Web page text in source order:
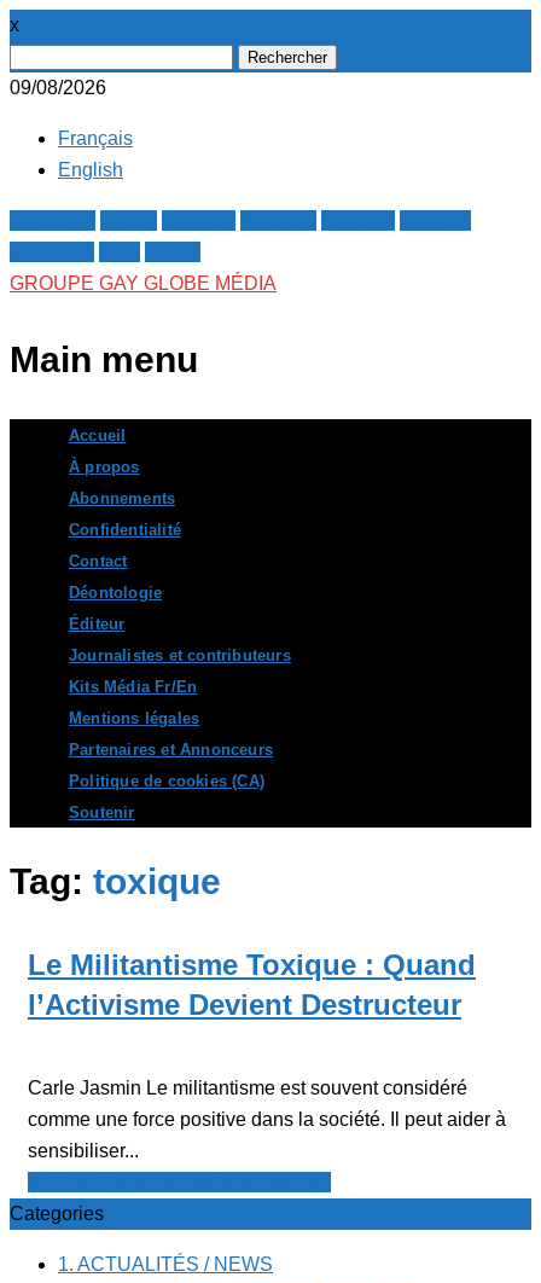
x
09/08/2026
Français
English
GROUPE GAY GLOBE MÉDIA
Main menu
content
Accueil
À propos
Abonnements
Confidentialité
Contact
Déontologie
Éditeur
Journalistes et contributeurs
Kits Média Fr/En
Mentions légales
Partenaires et Annonceurs
Politique de cookies (CA)
Soutenir
Tag: toxique
Le Militantisme Toxique : Quand
l’Activisme Devient Destructeur
Carle Jasmin Le militantisme est souvent considéré
comme une force positive dans la société. Il peut aider à
sensibiliser...
Categories
1. ACTUALITÉS / NEWS